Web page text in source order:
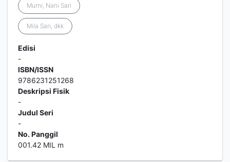
Murni, Nani Sari
Mila Sari, dkk
Edisi
-
ISBN/ISSN
9786231251268
Deskripsi Fisik
-
Judul Seri
-
No. Panggil
001.42 MIL m